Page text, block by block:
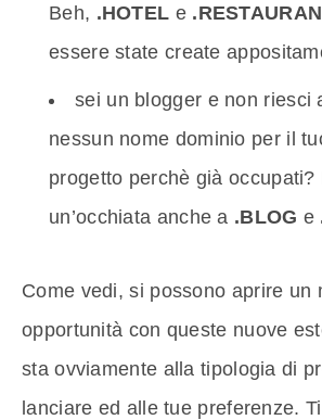
Beh, .HOTEL e
essere state create
sei un blogger e non riesci
nessun nome dominio per il
progetto perchè già occupati?
un’occhiata anche a .BLOG e
Come vedi, si possono aprire un
opportunità con queste nuove
sta ovviamente alla tipologia di
lanciare ed alle tue preferenze.